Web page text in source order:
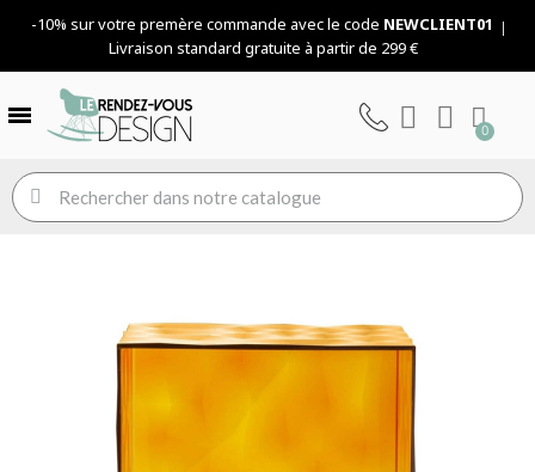
-10% sur votre premère commande avec le code NEWCLIENT01
Livraison standard gratuite à partir de 299 €